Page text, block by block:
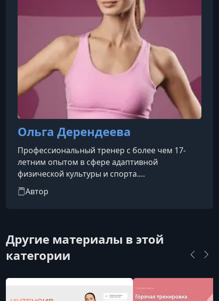
Ольга Дерендеева
Профессиональный тренер с более чем 17-
летним опытом в сфере адаптивной
физической культуры и спорта.
Сертифицированный персональный тренер и
инструктор групповых программ, работающий
Bioginnastica. Специализируется на коррекции
осанки и фигуры, снижении веса, наборе
мышечной массы, восстановлении после
Автор
Другие материалы в этой
категории